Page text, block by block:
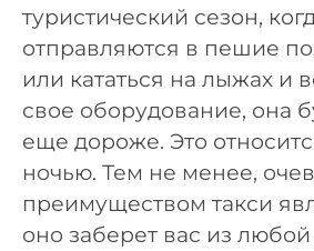
туристический сезон,
отправляются в пешие
или кататься на лыжах и
свое оборудование, она
еще дороже. Это
ночью. Тем не менее,
преимуществом такси
оно заберет вас из